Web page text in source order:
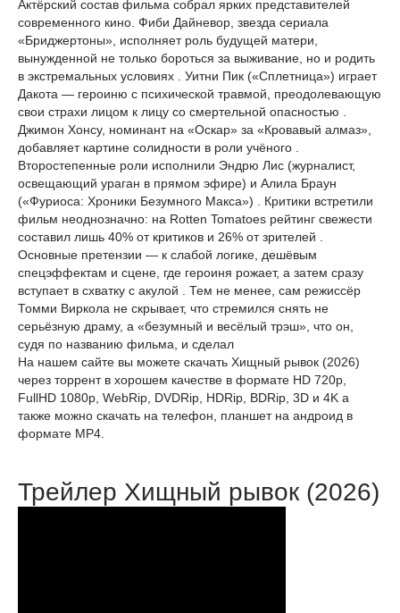
Актёрский состав фильма собрал ярких представителей
современного кино. Фиби Дайневор, звезда сериала
«Бриджертоны», исполняет роль будущей матери,
вынужденной не только бороться за выживание, но и родить
в экстремальных условиях . Уитни Пик («Сплетница») играет
Дакота — героиню с психической травмой, преодолевающую
свои страхи лицом к лицу со смертельной опасностью .
Джимон Хонсу, номинант на «Оскар» за «Кровавый алмаз»,
добавляет картине солидности в роли учёного .
Второстепенные роли исполнили Эндрю Лис (журналист,
освещающий ураган в прямом эфире) и Алила Браун
(«Фуриоса: Хроники Безумного Макса») . Критики встретили
фильм неоднозначно: на Rotten Tomatoes рейтинг свежести
составил лишь 40% от критиков и 26% от зрителей .
Основные претензии — к слабой логике, дешёвым
спецэффектам и сцене, где героиня рожает, а затем сразу
вступает в схватку с акулой . Тем не менее, сам режиссёр
Томми Виркола не скрывает, что стремился снять не
серьёзную драму, а «безумный и весёлый трэш», что он,
судя по названию фильма, и сделал
На нашем сайте вы можете скачать Хищный рывок (2026)
через торрент в хорошем качестве в формате HD 720p,
FullHD 1080p, WebRip, DVDRip, HDRip, BDRip, 3D и 4K а
также можно скачать на телефон, планшет на андроид в
формате MP4.
Трейлер Хищный рывок (2026)